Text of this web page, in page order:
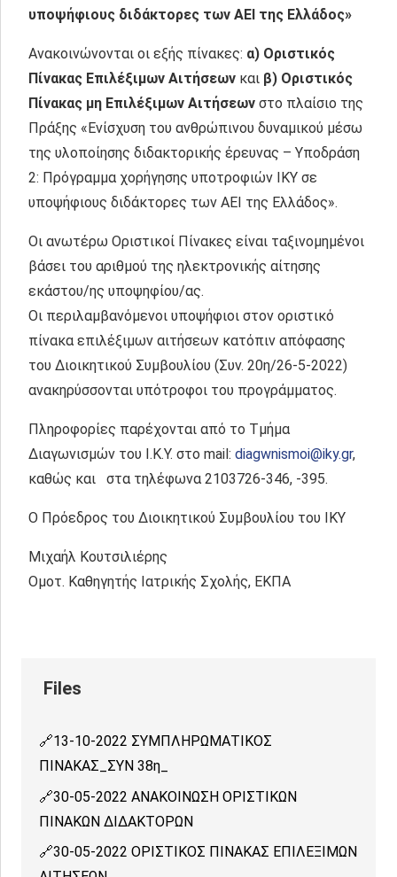
υποψήφιους διδάκτορες των ΑΕΙ της Ελλάδος»
Ανακοινώνονται οι εξής πίνακες: α) Οριστικός
Πίνακας Επιλέξιμων Αιτήσεων και β) Οριστικός
Πίνακας μη Επιλέξιμων Αιτήσεων στο πλαίσιο της
Πράξης «Ενίσχυση του ανθρώπινου δυναμικού μέσω
της υλοποίησης διδακτορικής έρευνας – Υποδράση
2: Πρόγραμμα χορήγησης υποτροφιών ΙΚΥ σε
υποψήφιους διδάκτορες των ΑΕΙ της Ελλάδος».
Οι ανωτέρω Οριστικοί Πίνακες είναι ταξινομημένοι
βάσει του αριθμού της ηλεκτρονικής αίτησης
εκάστου/ης υποψηφίου/ας.
Οι περιλαμβανόμενοι υποψήφιοι στον οριστικό
πίνακα επιλέξιμων αιτήσεων κατόπιν απόφασης
του Διοικητικού Συμβουλίου (Συν. 20η/26-5-2022)
ανακηρύσσονται υπότροφοι του προγράμματος.
Πληροφορίες παρέχονται από το Τμήμα
Διαγωνισμών του Ι.Κ.Υ. στο mail: diagwnismoi@iky.gr,
καθώς και στα τηλέφωνα 2103726-346, -395.
Ο Πρόεδρος του Διοικητικού Συμβουλίου του ΙΚΥ
Μιχαήλ Κουτσιλιέρης
Ομοτ. Καθηγητής Ιατρικής Σχολής, ΕΚΠΑ
13-10-2022 ΣΥΜΠΛΗΡΩΜΑΤΙΚΟΣ
ΠΙΝΑΚAΣ_ΣΥΝ 38η_
30-05-2022 ΑΝΑΚΟΙΝΩΣΗ ΟΡΙΣΤΙΚΩΝ
ΠΙΝΑΚΩΝ ΔΙΔΑΚΤΟΡΩΝ
30-05-2022 ΟΡΙΣΤΙΚΟΣ ΠΙΝΑΚΑΣ ΕΠΙΛΕΞΙΜΩΝ